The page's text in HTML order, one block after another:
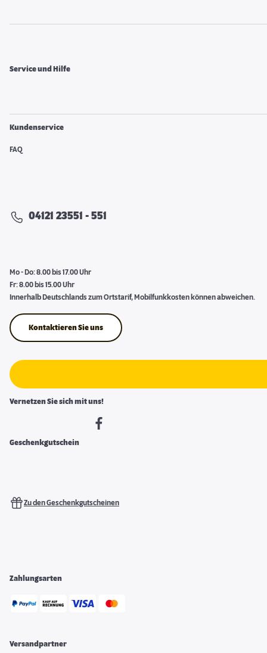
Service und Hilfe
Kundenservice
FAQ
04121 23551 - 551
Mo - Do: 8.00 bis 17.00 Uhr
Fr: 8.00 bis 15.00 Uhr
Innerhalb Deutschlands zum Ortstarif, Mobilfunkkosten können abweichen.
Kontaktieren Sie uns
Vernetzen Sie sich mit uns!
Geschenkgutschein
Zu den Geschenkgutscheinen
Zahlungsarten
Versandpartner